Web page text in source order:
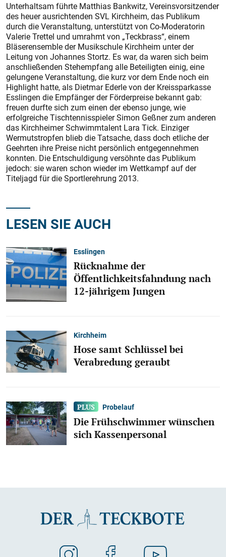
Unterhaltsam führte Matthias Bankwitz, Vereinsvorsitzender
des heuer ausrichtenden SVL Kirchheim, das Publikum
durch die Veranstaltung, unterstützt von Co-Moderatorin
Valerie Trettel und umrahmt von „Teckbrass“, einem
Bläserensemble der Musikschule Kirchheim unter der
Leitung von Johannes Stortz. Es war, da waren sich beim
anschließenden Stehempfang alle Beteiligten einig, eine
gelungene Veranstaltung, die kurz vor dem Ende noch ein
Highlight hatte, als Dietmar Ederle von der Kreissparkasse
Esslingen die Empfänger der Förderpreise bekannt gab:
freuen durfte sich zum einen der ebenso junge, wie
erfolgreiche Tischtennisspieler Simon Geßner zum anderen
das Kirchheimer Schwimmtalent Lara Tick. Einziger
Wermutstropfen blieb die Tatsache, dass doch etliche der
Geehrten ihre Preise nicht persönlich entgegennehmen
konnten. Die Entschuldigung versöhnte das Publikum
jedoch: sie waren schon wieder im Wettkampf auf der
Titeljagd für die Sportlerehrung 2013.
LESEN SIE AUCH
Esslingen
Rücknahme der
Öffentlichkeitsfahndung nach
12-jährigem Jungen
Kirchheim
Hose samt Schlüssel bei
Verabredung geraubt
Probelauf
Die Frühschwimmer wünschen
sich Kassenpersonal